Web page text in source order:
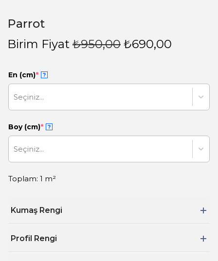
Parrot
Birim Fiyat ₺950,00 ₺690,00
En (cm)* ?
Seçiniz...
Boy (cm)* ?
Seçiniz...
Toplam: 1 m²
Kumaş Rengi
Profil Rengi